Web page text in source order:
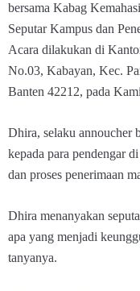
bersama Kabag
Seputar Kampus dan
Acara dilakukan di
No.03, Kabayan, Kec.
Banten 42212, pada
Dhira, selaku annoucher
kepada para pendengar
dan proses penerimaan
Dhira menanyakan
apa yang menjadi
tanyanya.